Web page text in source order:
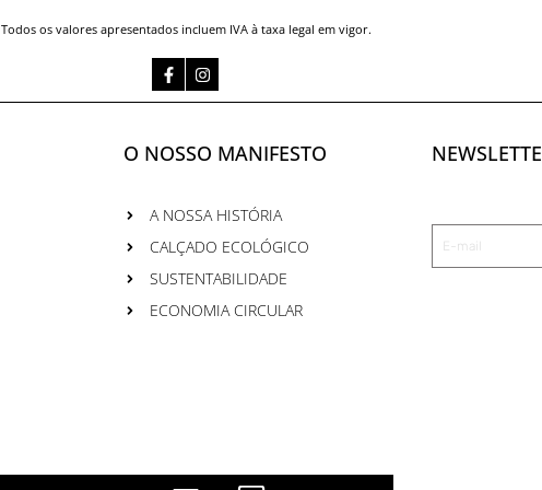
Todos os valores apresentados incluem IVA à taxa legal em vigor.
Facebook-
f
Instagram
O NOSSO MANIFESTO
A NOSSA HISTÓRIA
CALÇADO ECOLÓGICO
SUSTENTABILIDADE
ECONOMIA CIRCULAR
Address